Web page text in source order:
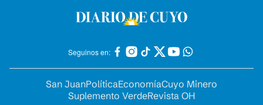
Seguinos en:
San JuanPolíticaEconomíaCuyo Minero
Suplemento VerdeRevista OH